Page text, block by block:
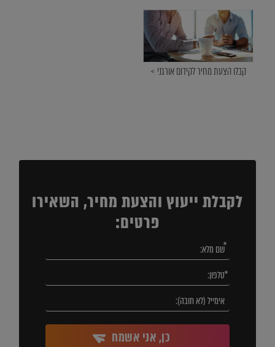
קבלו הצעת מחיר לקידום אורגני »
לקבלת ייעוץ והצעת מחיר, השאירו
פרטים:
כן, אני אשמח